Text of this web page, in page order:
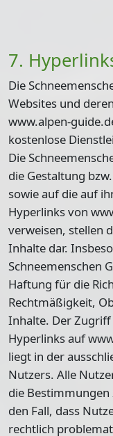
7.
Die
Websites und
www.alpen-
kostenlose
Die
die Gestaltung
sowie auf die auf
Hyperlinks von
verweisen, stellen
Inhalte dar.
Schneemenschen
Haftung für die
Rechtmäßigkeit,
Inhalte. Der
Hyperlinks auf
liegt in der
Nutzers. Alle
die Bestimmungen
den Fall, dass
rechtlich